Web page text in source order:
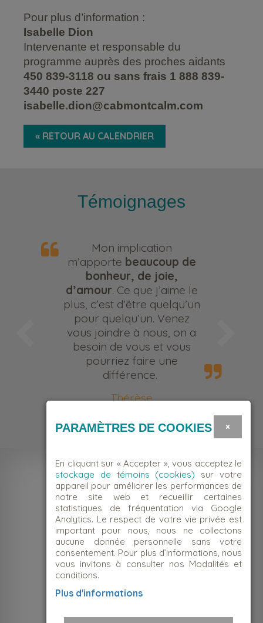
Pour plus d’information :
Isabelle Dion
Intervenante et responsable du
programme auprès des proches aidants
450 839-3118 ou sans frais 1 888 839-
3440 poste 227
isabelle.dion@cabmontcalm.com
« RETOUR AU CALENDRIER
Témoignages
Mon implication
m’apporte beaucoup de
bonheur, de joie,
d’amour. Ce que j’aime le
plus, c’est d’être quelqu’un
pour quelqu’un. Venez
vous joindre à nous, on a
besoin de vous et vous
pourriez faire une
différence.
Thérèse
NOUS JOINDRE
Suivez-nous!
×
PARAMÈTRES DE COOKIES
En cliquant sur « Accepter », vous acceptez le
stockage de témoins (cookies) sur votre
appareil pour améliorer les performances de
notre site web et recueillir certaines
statistiques de fréquentation via Google
Analytics. Le respect de votre vie privée est
important pour nous, nous ne collectons
aucune donnée personnelle sans votre
consentement. Pour plus d’informations, nous
vous invitons à consulter nos Modalités et
conditions.
Plus d'informations